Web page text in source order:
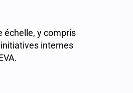
échelle, y compris
internes